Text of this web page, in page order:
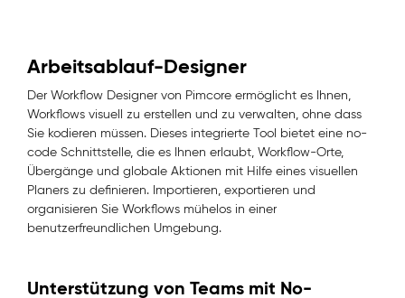
Arbeitsablauf-Designer
Der Workflow Designer von Pimcore ermöglicht es Ihnen,
Workflows visuell zu erstellen und zu verwalten, ohne dass
Sie kodieren müssen. Dieses integrierte Tool bietet eine no-
code Schnittstelle, die es Ihnen erlaubt, Workflow-Orte,
Übergänge und globale Aktionen mit Hilfe eines visuellen
Planers zu definieren. Importieren, exportieren und
organisieren Sie Workflows mühelos in einer
benutzerfreundlichen Umgebung.
Unterstützung von Teams mit No-